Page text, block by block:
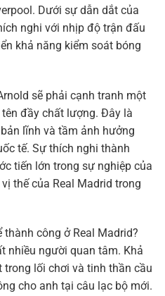
Dưới sự dẫn dắt của
nghi với nhịp độ trận đấu
khả năng kiểm soát bóng
sẽ phải cạnh tranh một
đầy chất lượng. Đây là
lĩnh và tầm ảnh hưởng
tế. Sự thích nghi thành
tiến lớn trong sự nghiệp của
thế của Real Madrid trong
thành công ở Real Madrid?
nhiều người quan tâm. Khả
lối chơi và tinh thần cầu
cho anh tại câu lạc bộ mới.